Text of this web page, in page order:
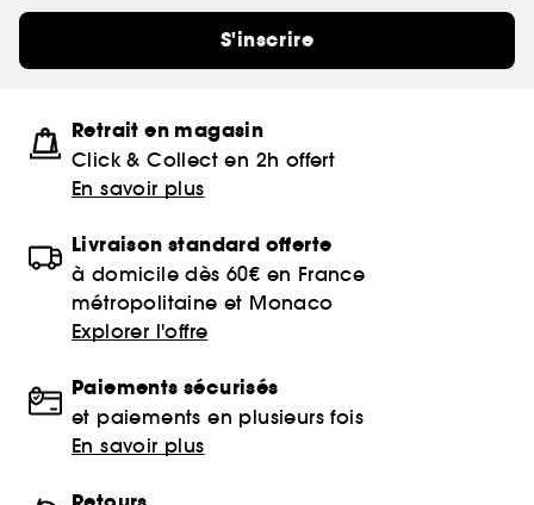
S'inscrire
Retrait en magasin
Click & Collect en 2h offert
En savoir plus
Livraison standard offerte
à domicile dès 60€ en France
métropolitaine et Monaco
Explorer l'offre
Paiements sécurisés
et paiements en plusieurs fois
En savoir plus